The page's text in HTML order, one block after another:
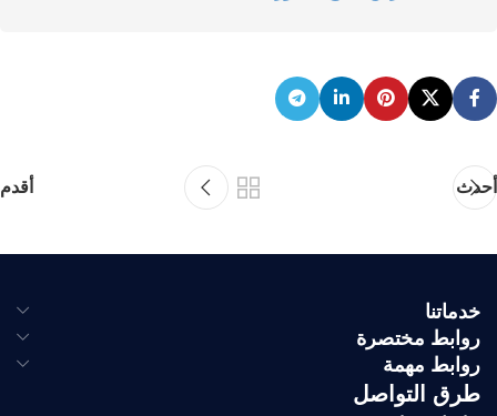
أحدث أقدم
خدماتنا
روابط مختصرة
روابط مهمة
طرق التواصل